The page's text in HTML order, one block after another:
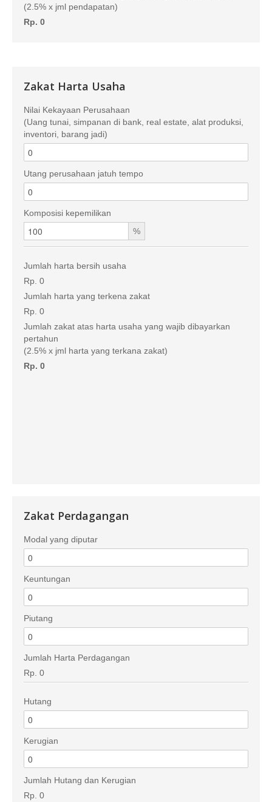
(2.5% x jml pendapatan)
Rp. 0
Zakat Harta Usaha
Nilai Kekayaan Perusahaan
(Uang tunai, simpanan di bank, real estate, alat produksi,
inventori, barang jadi)
Utang perusahaan jatuh tempo
Komposisi kepemilikan
%
Jumlah harta bersih usaha
Rp. 0
Jumlah harta yang terkena zakat
Rp. 0
Jumlah zakat atas harta usaha yang wajib dibayarkan
pertahun
(2.5% x jml harta yang terkana zakat)
Rp. 0
Zakat Perdagangan
Modal yang diputar
Keuntungan
Piutang
Jumlah Harta Perdagangan
Rp. 0
Hutang
Kerugian
Jumlah Hutang dan Kerugian
Rp. 0